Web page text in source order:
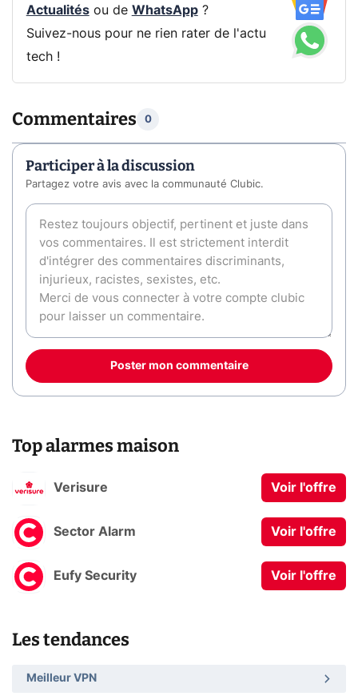
Actualitésou de WhatsApp?
Suivez-nous pour ne rien rater de l'actu
tech !
Commentaires 0
Participer à la discussion
Partagez votre avis avec la communauté Clubic.
Poster mon commentaire
Top alarmes maison
Verisure Voir l'offre
Sector Alarm Voir l'offre
Eufy Security Voir l'offre
Les tendances
Meilleur VPN